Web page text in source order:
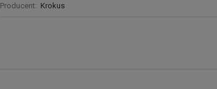
Producent: Krokus